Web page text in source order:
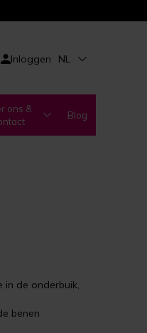
Inloggen NL
ons &
Blog
in de onderbuik,
benen